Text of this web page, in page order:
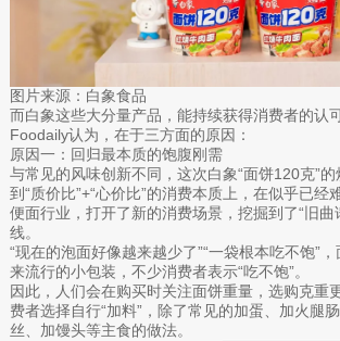
图片来源：白象食品
而白象这些大分量产品，能持续获得消费者的认
Foodaily认为，在于三方面的原因：
原因一：回归最本质的饱腹刚需
与常见的风味创新不同，这次白象“面饼120克”
到“质价比”+“心价比”的消费本质上，在似乎已经
便面行业，打开了新的消费场景，挖掘到了“旧曲
线。
“现在的泡面好像越来越少了”“一袋根本吃不饱”
来流行的小包装，不少消费者表示“吃不饱”。
因此，人们会在购买时关注面饼重量，选购克重
费者选择自行“加料”，除了常见的加蛋、加火腿
丝、加馒头等主食的做法。